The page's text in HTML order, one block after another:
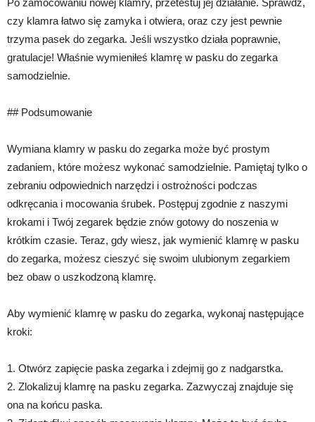
czy klamra łatwo się zamyka i otwiera, oraz czy jest pewnie
trzyma pasek do zegarka. Jeśli wszystko działa poprawnie,
gratulacje! Właśnie wymieniłeś klamrę w pasku do zegarka
samodzielnie.
## Podsumowanie
Wymiana klamry w pasku do zegarka może być prostym
zadaniem, które możesz wykonać samodzielnie. Pamiętaj tylko o
zebraniu odpowiednich narzędzi i ostrożności podczas
odkręcania i mocowania śrubek. Postępuj zgodnie z naszymi
krokami i Twój zegarek będzie znów gotowy do noszenia w
krótkim czasie. Teraz, gdy wiesz, jak wymienić klamrę w pasku
do zegarka, możesz cieszyć się swoim ulubionym zegarkiem
bez obaw o uszkodzoną klamrę.
Aby wymienić klamrę w pasku do zegarka, wykonaj następujące
kroki:
1. Otwórz zapięcie paska zegarka i zdejmij go z nadgarstka.
2. Zlokalizuj klamrę na pasku zegarka. Zazwyczaj znajduje się
ona na końcu paska.